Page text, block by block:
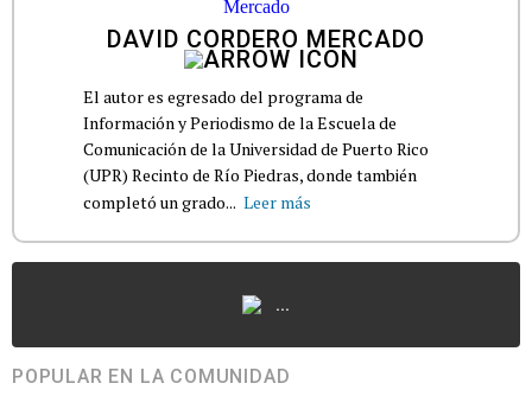
DAVID CORDERO MERCADO
El autor es egresado del programa de
Información y Periodismo de la Escuela de
Comunicación de la Universidad de Puerto Rico
(UPR) Recinto de Río Piedras, donde también
completó un grado... Leer más
...
POPULAR EN LA COMUNIDAD